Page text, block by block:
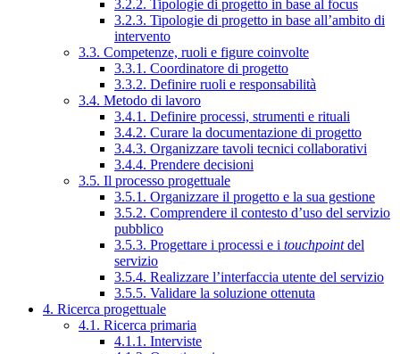
3.2.2. Tipologie di progetto in base al focus
3.2.3. Tipologie di progetto in base all’ambito di
intervento
3.3. Competenze, ruoli e figure coinvolte
3.3.1. Coordinatore di progetto
3.3.2. Definire ruoli e responsabilità
3.4. Metodo di lavoro
3.4.1. Definire processi, strumenti e rituali
3.4.2. Curare la documentazione di progetto
3.4.3. Organizzare tavoli tecnici collaborativi
3.4.4. Prendere decisioni
3.5. Il processo progettuale
3.5.1. Organizzare il progetto e la sua gestione
3.5.2. Comprendere il contesto d’uso del servizio
pubblico
3.5.3. Progettare i processi e i touchpointdel
servizio
3.5.4. Realizzare l’interfaccia utente del servizio
3.5.5. Validare la soluzione ottenuta
4. Ricerca progettuale
4.1. Ricerca primaria
4.1.1. Interviste